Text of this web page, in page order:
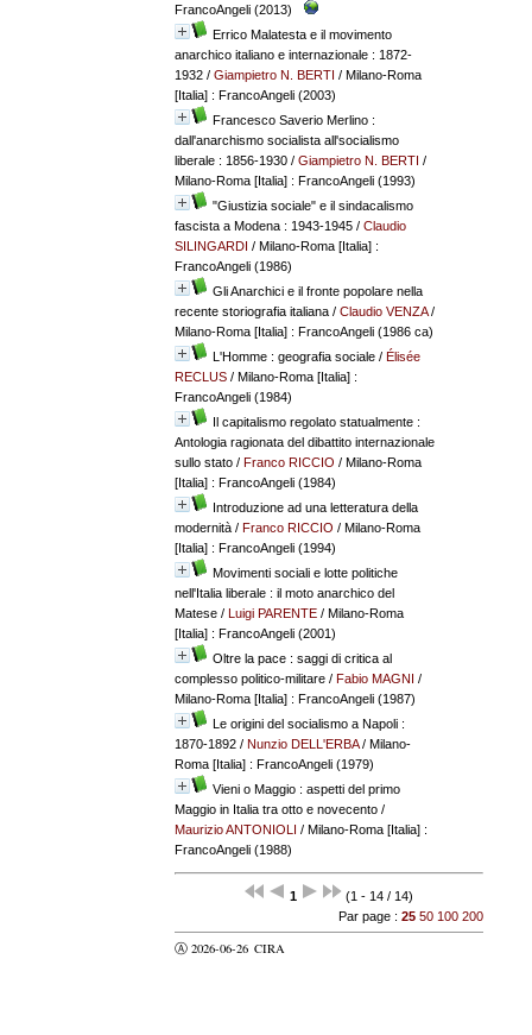
FrancoAngeli (2013)
Errico Malatesta e il movimento
anarchico italiano e internazionale : 1872-
1932/ Giampietro N. BERTI / Milano-Roma
[Italia] : FrancoAngeli (2003)
Francesco Saverio Merlino :
dall'anarchismo socialista all'socialismo
liberale : 1856-1930/ Giampietro N. BERTI /
Milano-Roma [Italia] : FrancoAngeli (1993)
"Giustizia sociale" e il sindacalismo
fascista a Modena : 1943-1945/ Claudio
SILINGARDI / Milano-Roma [Italia] :
FrancoAngeli (1986)
Gli Anarchici e il fronte popolare nella
recente storiografia italiana/ Claudio VENZA/
Milano-Roma [Italia] : FrancoAngeli (1986 ca)
L'Homme : geografia sociale/ Élisée
RECLUS/ Milano-Roma [Italia] :
FrancoAngeli (1984)
Il capitalismo regolato statualmente :
Antologia ragionata del dibattito internazionale
sullo stato/ Franco RICCIO / Milano-Roma
[Italia] : FrancoAngeli (1984)
Introduzione ad una letteratura della
modernità/ Franco RICCIO / Milano-Roma
[Italia] : FrancoAngeli (1994)
Movimenti sociali e lotte politiche
nell'Italia liberale : il moto anarchico del
Matese/ Luigi PARENTE/ Milano-Roma
[Italia] : FrancoAngeli (2001)
Oltre la pace : saggi di critica al
complesso politico-militare/ Fabio MAGNI /
Milano-Roma [Italia] : FrancoAngeli (1987)
Le origini del socialismo a Napoli :
1870-1892/ Nunzio DELL'ERBA/ Milano-
Roma [Italia] : FrancoAngeli (1979)
Vieni o Maggio : aspetti del primo
Maggio in Italia tra otto e novecento/
Maurizio ANTONIOLI / Milano-Roma [Italia] :
FrancoAngeli (1988)
1
(1 - 14 / 14)
Par page : 25 50 100 200
Ⓐ 2026-06-26 CIRA